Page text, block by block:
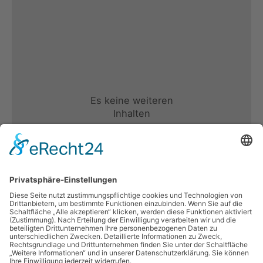
Es keine weiteren
Inhalten